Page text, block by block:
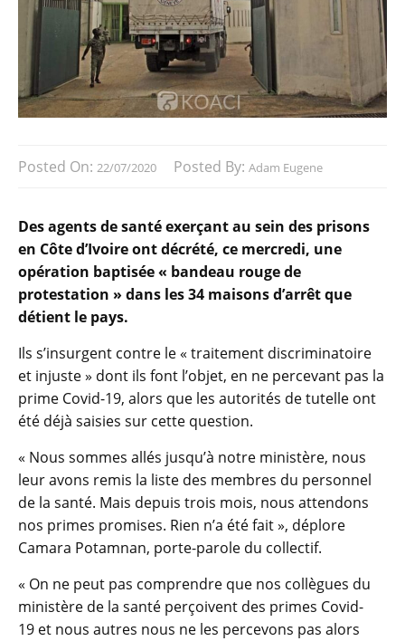
Posted On: 22/07/2020 Posted By: Adam Eugene
Des agents de santé exerçant au sein des prisons
en Côte d’Ivoire ont décrété, ce mercredi, une
opération baptisée « bandeau rouge de
protestation » dans les 34 maisons d’arrêt que
détient le pays.
Ils s’insurgent contre le « traitement discriminatoire
et injuste » dont ils font l’objet, en ne percevant pas la
prime Covid-19, alors que les autorités de tutelle ont
été déjà saisies sur cette question.
« Nous sommes allés jusqu’à notre ministère, nous
leur avons remis la liste des membres du personnel
de la santé. Mais depuis trois mois, nous attendons
nos primes promises. Rien n’a été fait », déplore
Camara Potamnan, porte-parole du collectif.
« On ne peut pas comprendre que nos collègues du
ministère de la santé perçoivent des primes Covid-
19 et nous autres nous ne les percevons pas alors